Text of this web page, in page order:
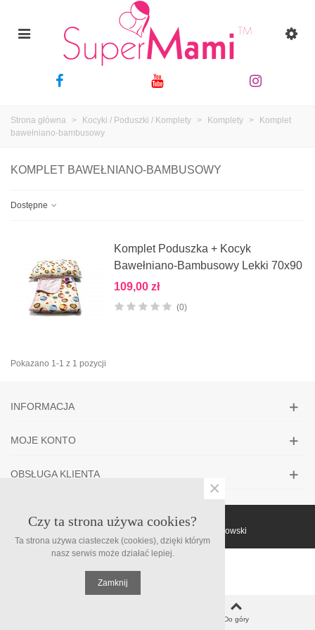
Strona główna > Kocyki / Poduszki / Komplety > Komplety >
Komplet
bawełniano-bambusowy
KOMPLET BAWEŁNIANO-BAMBUSOWY
Dostępne
Komplet Poduszka + Kocyk
Bawełniano-Bambusowy Lekki 70x90
109,00 zł
(0)
Pokazano 1-1 z 1 pozycji
INFORMACJA
MOJE KONTO
OBSŁUGA KLIENTA
© Supermami - ARDistribution-Rafał Filipowski
Do góry
Czy ta strona używa cookies?
Ta strona używa ciasteczek (cookies), dzięki którym
nasz serwis może działać lepiej.
Zamknij
×